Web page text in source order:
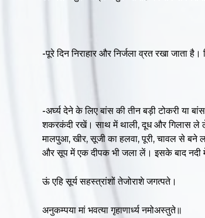
-पूरे दिन निराहार और निर्जला व्रत रखा जाता
-अर्घ्य देने के लिए बांस की तीन बड़ी टोकरी या
शकरकंदी रखें। साथ में थाली, दूध और गिलास ले
मालपुआ, खीर, सूजी का हलवा, पूरी, चावल से बने
और सूप में एक दीपक भी जला लें। इसके बाद नदी
ऊं एहि सूर्य सहस्त्रांशों तेजोराशे जगत्पते।
अनुकम्पया मां भवत्या गृहाणार्ध्य नमोअस्तुते॥